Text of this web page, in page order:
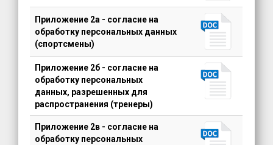
Приложение 2а - согласие на
обработку персональных данных
(спортсмены)
Приложение 2б - согласие на
обработку персональных
данных, разрешенных для
распространения (тренеры)
Приложение 2в - согласие на
обработку персональных